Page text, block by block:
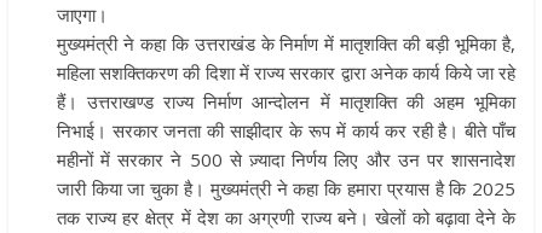
जाएगा।
मुख्यमंत्री ने कहा कि उत्तराखंड के निर्माण में मातृशक्ति की बड़ी भूमिका है,
महिला सशक्तिकरण की दिशा में राज्य सरकार द्वारा अनेक कार्य किये जा रहे
हैं। उत्तराखण्ड राज्य निर्माण आन्दोलन में मातृशक्ति की अहम भूमिका
निभाई। सरकार जनता की साझीदार के रूप में कार्य कर रही है। बीते पाँच
महीनों में सरकार ने 500 से ज़्यादा निर्णय लिए और उन पर शासनादेश
जारी किया जा चुका है। मुख्यमंत्री ने कहा कि हमारा प्रयास है कि 2025
तक राज्य हर क्षेत्र में देश का अग्रणी राज्य बने। खेलों को बढ़ावा देने के